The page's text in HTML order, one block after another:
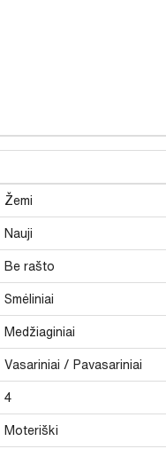
Žemi
Nauji
Be rašto
Smėliniai
Medžiaginiai
Vasariniai / Pavasariniai
4
Moteriški